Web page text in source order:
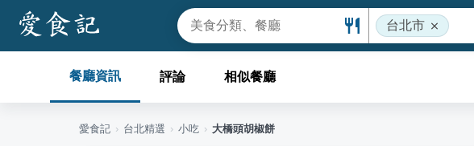
台北市
餐廳資訊 評論 相似餐廳
愛食記 › 台北精選 › 小吃 › 大橋頭胡椒餅